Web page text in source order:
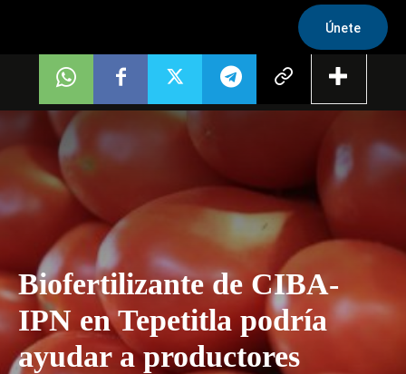
Únete
Biofertilizante de CIBA-
IPN en Tepetitla podría
ayudar a productores